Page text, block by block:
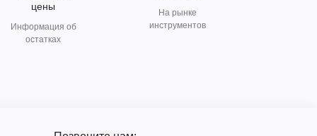
цены
Информация об
остатках
На рынке
инструментов